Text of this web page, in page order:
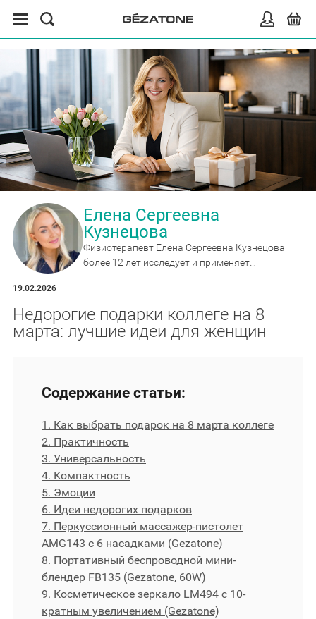
Елена Сергеевна
Кузнецова
Физиотерапевт Елена Сергеевна Кузнецова
более 12 лет исследует и применяет
19.02.2026
Недорогие подарки коллеге на 8
марта: лучшие идеи для женщин
Содержание статьи:
1. Как выбрать подарок на 8 марта коллеге
2. Практичность
3. Универсальность
4. Компактность
5. Эмоции
6. Идеи недорогих подарков
7. Перкуссионный массажер-пистолет
AMG143 с 6 насадками (Gezatone)
8. Портативный беспроводной мини-
блендер FB135 (Gezatone, 60W)
9. Косметическое зеркало LM494 с 10-
кратным увеличением (Gezatone)